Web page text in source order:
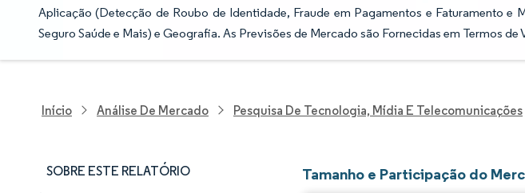
Aplicação (Detecção de Roubo de Identidade, Fraude em Pagamentos e Faturamento e
Seguro Saúde e Mais) e Geografia. As Previsões de Mercado são Fornecidas em Termos de
Início Análise De Mercado Pesquisa De Tecnologia, Mídia E Telecomunicações
SOBRE ESTE RELATÓRIO Tamanho e Participação do